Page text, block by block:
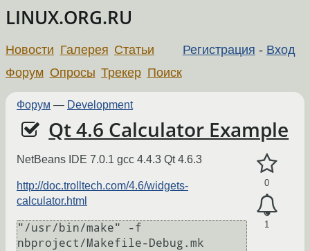
LINUX.ORG.RU
Регистрация - Вход
Новости Галерея Статьи
Форум Опросы Трекер Поиск
Форум — Development
Qt 4.6 Calculator Example
0
1
NetBeans IDE 7.0.1 gcc 4.4.3 Qt 4.6.3
http://doc.trolltech.com/4.6/widgets-
calculator.html
"/usr/bin/make" -f
nbproject/Makefile-Debug.mk